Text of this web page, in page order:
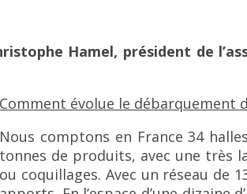
Hamel, président de
Comment évolue le débarquement
Nous comptons en France 34
tonnes de produits, avec une très
ou coquillages. Avec un réseau de